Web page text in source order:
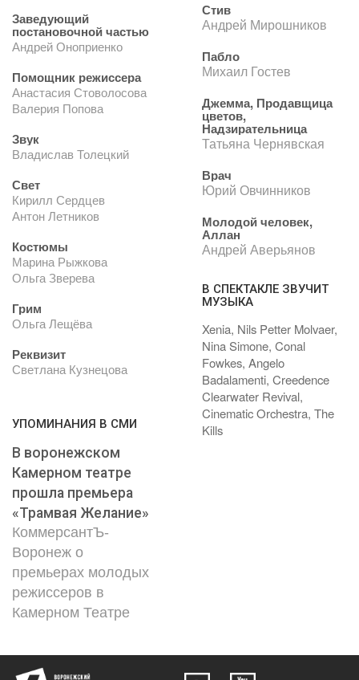
Заведующий
постановочной частью
Андрей Оноприенко
Помощник режиссера
Анастасия Стоволосова
Валерия Попова
Звук
Владислав Толецкий
Свет
Кирилл Сердцев
Антон Летников
Костюмы
Марина Рыжкова
Ольга Зверева
Грим
Ольга Лещёва
Реквизит
Светлана Кузнецова
УПОМИНАНИЯ В СМИ
В воронежском
Камерном театре
прошла премьера
«Трамвая Желание»
КоммерсантЪ-
Воронеж о
премьерах молодых
режиссеров в
Камерном Театре
Стив
Андрей Мирошников
Пабло
Михаил Гостев
Джемма, Продавщица
цветов,
Надзирательница
Татьяна Чернявская
Врач
Юрий Овчинников
Молодой человек,
Аллан
Андрей Аверьянов
В СПЕКТАКЛЕ ЗВУЧИТ
МУЗЫКА
Xenia, Nils Petter Molvaer,
Nina Simone, Conal
Fowkes, Angelo
Badalamenti, Creedence
Clearwater Revival,
Cinematic Orchestra, The
Kills